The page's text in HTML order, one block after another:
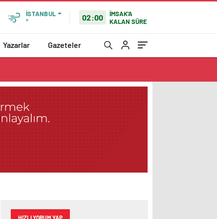
İSTANBUL
°
02:00
İMSAK'A
KALAN SÜRE
Yazarlar Gazeteler